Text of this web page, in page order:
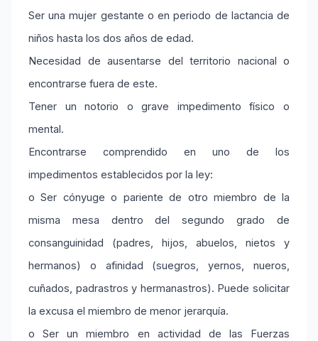
Ser una mujer gestante o en periodo de lactancia de
niños hasta los dos años de edad.
Necesidad de ausentarse del territorio nacional o
encontrarse fuera de este.
Tener un notorio o grave impedimento físico o
mental.
Encontrarse comprendido en uno de los
impedimentos establecidos por la ley:
o Ser cónyuge o pariente de otro miembro de la
misma mesa dentro del segundo grado de
consanguinidad (padres, hijos, abuelos, nietos y
hermanos) o afinidad (suegros, yernos, nueros,
cuñados, padrastros y hermanastros). Puede solicitar
la excusa el miembro de menor jerarquía.
o Ser un miembro en actividad de las Fuerzas